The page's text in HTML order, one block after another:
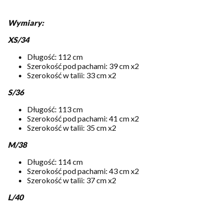
Wymiary:
XS/34
Długość: 112 cm
Szerokość pod pachami: 39 cm x2
Szerokość w talii: 33 cm x2
S/36
Długość: 113 cm
Szerokość pod pachami: 41 cm x2
Szerokość w talii: 35 cm x2
M/38
Długość: 114 cm
Szerokość pod pachami: 43 cm x2
Szerokość w talii: 37 cm x2
L/40